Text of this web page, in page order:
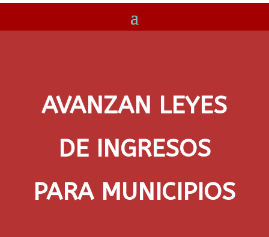
AVANZAN LEYES
DE INGRESOS
PARA MUNICIPIOS